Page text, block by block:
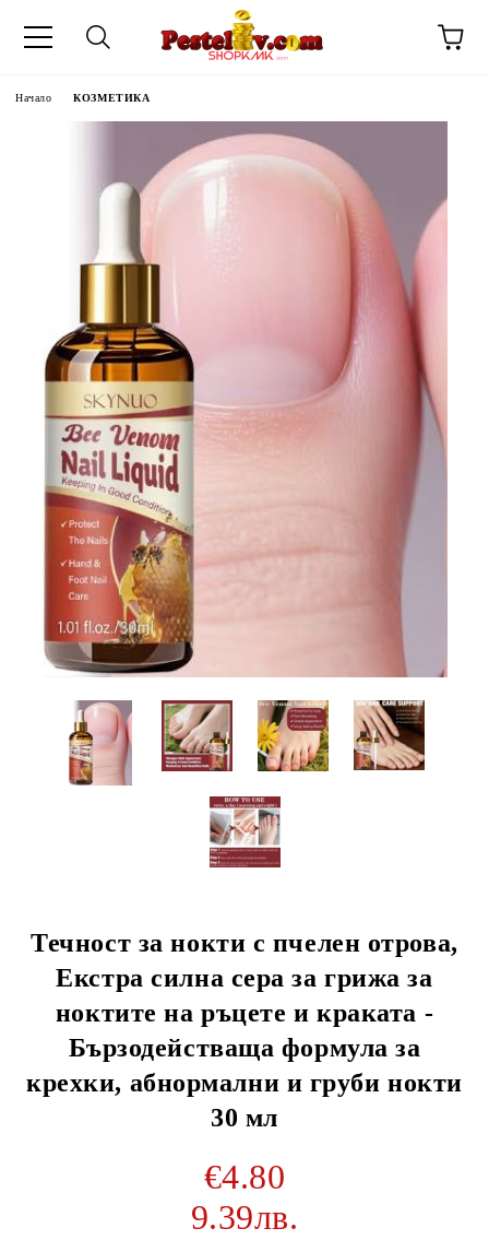
НА
Начало КОЗМЕТИКА
Течност за нокти с пчелен отрова,
Екстра силна сера за грижа за
ноктите на ръцете и краката -
Бързодействаща формула за
крехки, абнормални и груби нокти
30 мл
€4.80
9.39лв.